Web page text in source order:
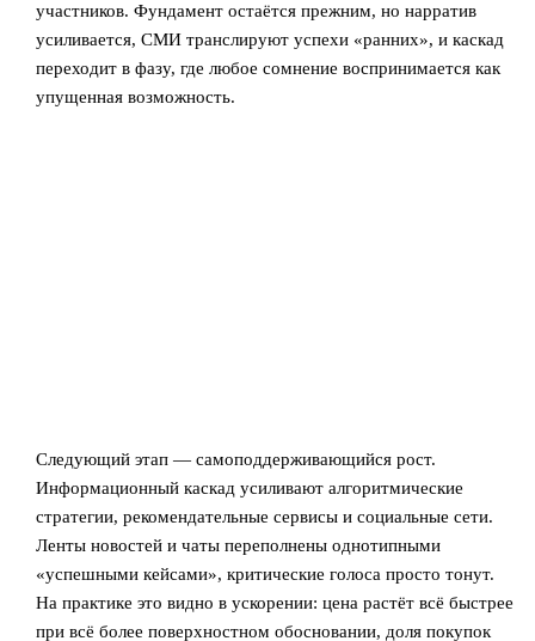
участников. Фундамент остаётся прежним, но нарратив
усиливается, СМИ транслируют успехи «ранних», и каскад
переходит в фазу, где любое сомнение воспринимается как
упущенная возможность.
Следующий этап — самоподдерживающийся рост.
Информационный каскад усиливают алгоритмические
стратегии, рекомендательные сервисы и социальные сети.
Ленты новостей и чаты переполнены однотипными
«успешными кейсами», критические голоса просто тонут.
На практике это видно в ускорении: цена растёт всё быстрее
при всё более поверхностном обосновании, доля покупок